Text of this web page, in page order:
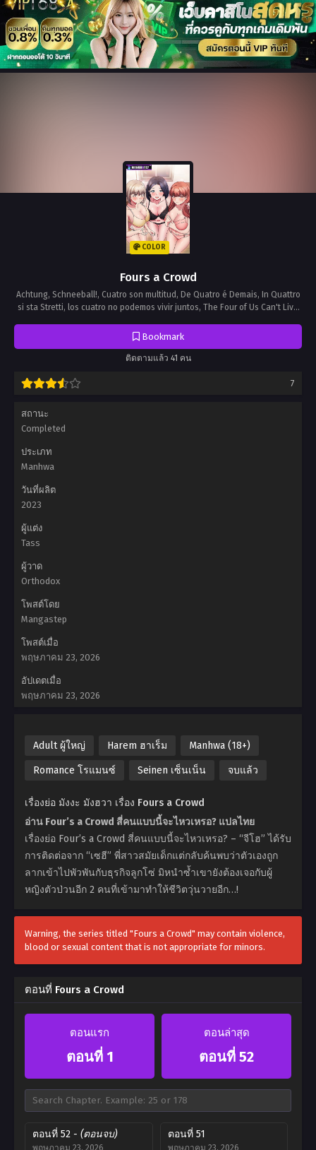
COLOR
Fours a Crowd
Achtung, Schneeball!, Cuatro son multitud, De Quatro é Demais, In Quattro
si sta Stretti, los cuatro no podemos vivir juntos, The Four of Us Can't Live
อลเวง, สี่คนแบบนี้จะไหวเหรอ?, 受害者联盟, 四人同居太擁�, 넷이선 못 살아,
Bookmark
ติดตามแล้ว 41 คน
7
สถานะ
Completed
ประเภท
Manhwa
วันที่ผลิต
2023
ผู้แต่ง
Tass
ผู้วาด
Orthodox
โพสต์โดย
Mangastep
โพสต์เมื่อ
พฤษภาคม 23, 2026
อัปเดตเมื่อ
พฤษภาคม 23, 2026
Adult ผู้ใหญ่ Harem ฮาเร็ม Manhwa (18+)
Romance โรแมนซ์ Seinen เซ็นเน็น จบแล้ว
เรื่องย่อ มังงะ มังฮวา เรื่อง Fours a Crowd
อ่าน Four’s a Crowd สี่คนแบบนี้จะไหวเหรอ? แปลไทย
เรื่องย่อ Four’s a Crowd สี่คนแบบนี้จะไหวเหรอ? – “จีโฮ” ได้รับ
การติดต่อจาก “เซฮี” พี่สาวสมัยเด็กแต่กลับค้นพบว่าตัวเองถูก
ลากเข้าไปพัวพันกับธุรกิจลูกโซ่ มิหนำซ้ำเขายังต้องเจอกับผู้
หญิงตัวป่วนอีก 2 คนที่เข้ามาทำให้ชีวิตวุ่นวายอีก…!
Warning, the series titled "Fours a Crowd" may contain violence,
blood or sexual content that is not appropriate for minors.
ตอนที่ Fours a Crowd
ตอนแรก
ตอนที่ 1
ตอนล่าสุด
ตอนที่ 52
ตอนที่ 52 - (ตอนจบ) ตอนที่ 51